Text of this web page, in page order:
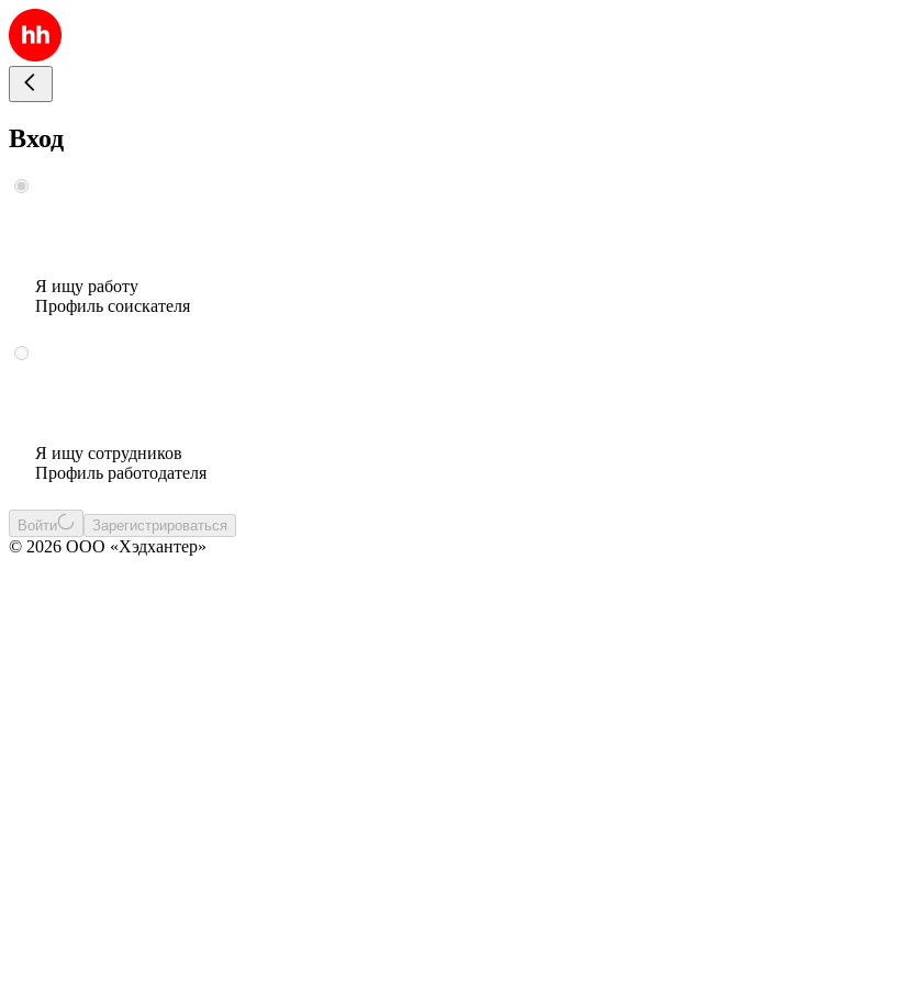
Вход
Я ищу работу
Профиль соискателя
Я ищу сотрудников
Профиль работодателя
Войти Зарегистрироваться
© 2026 ООО «Хэдхантер»